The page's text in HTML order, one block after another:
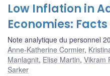
Low Inflation in
Economies:
Note analytique du personnel
Anne-Katherine Cormier,
Manlagnit, Elise Martin, Vikram
Sarker